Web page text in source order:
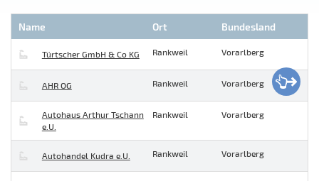
Name Ort Bundesland
Türtscher GmbH & Co KG Rankweil Vorarlberg
AHR OG Rankweil Vorarlberg
Autohaus Arthur Tschann
e.U.
Rankweil Vorarlberg
Autohandel Kudra e.U. Rankweil Vorarlberg